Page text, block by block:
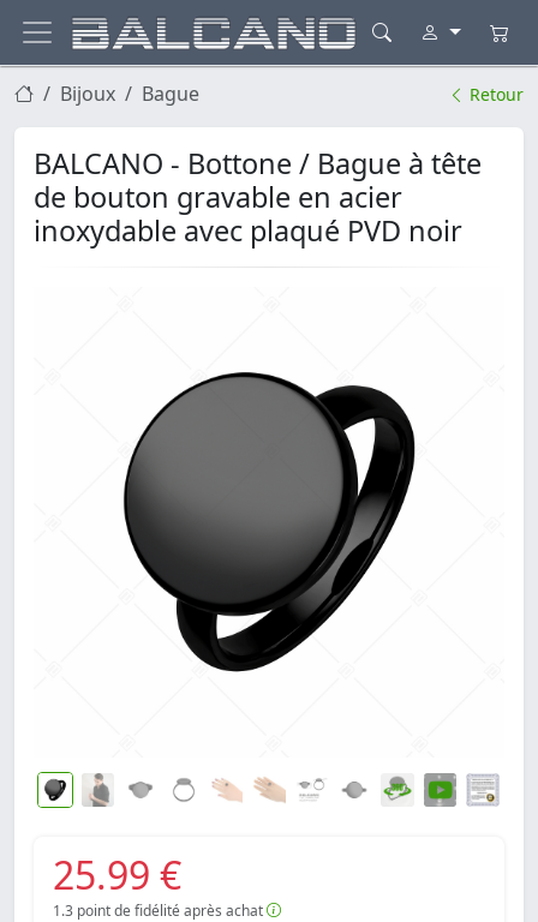
Bijoux Bague Retour
BALCANO - Bottone / Bague à tête
de bouton gravable en acier
inoxydable avec plaqué PVD noir
25.99 €
1.3 point de fidélité après achat